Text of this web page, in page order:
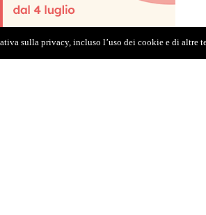
sulla privacy, incluso l’uso dei cookie e di altre